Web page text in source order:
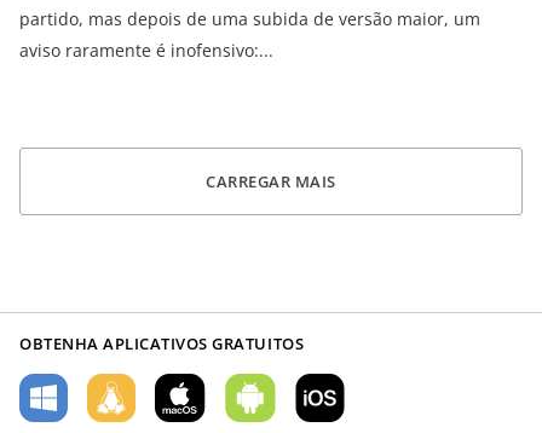
partido, mas depois de uma subida de versão maior, um
aviso raramente é inofensivo:...
CARREGAR MAIS
OBTENHA APLICATIVOS GRATUITOS